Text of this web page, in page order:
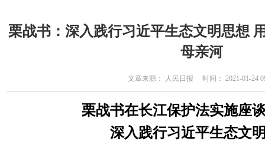
栗战书：深入践行习近平生态文明思想
母亲河
文章来源： 人民日报 时间： 2021-01-24
栗战书在长江保护法实施座
深入践行习近平生态文